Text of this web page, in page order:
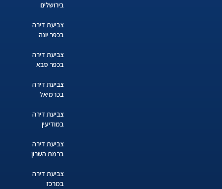
בירושלים
צביעת דירה
בכפר יונה
צביעת דירה
בכפר סבא
צביעת דירה
בכרמיאל
צביעת דירה
במודיעין
צביעת דירה
ברמת השרון
צביעת דירה
במרכז